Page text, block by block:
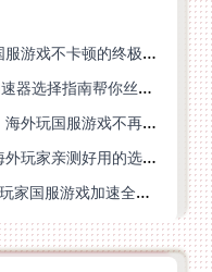
在英国打一梦江湖卡吗？海外党国服游戏不卡顿的终极解法
海外党打枪神纪卡成PPT？这篇加速器选择指南帮你丝滑上分
美国打我的起源加速器下载指南：海外玩国服游戏不再卡的终极方案
江南百景图国外加速器有哪些？海外玩家亲测好用的选择与避坑指南
去国外能打王国保卫战4吗？海外玩家国服游戏加速全攻略（附公主连结幻想江湖实测）